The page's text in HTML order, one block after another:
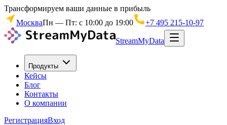
Трансформируем ваши данные в прибыль
МоскваПн — Пт: с 10:00 до 19:00 +7 495 215-10-97
StreamMyData
Продукты
Кейсы
Блог
Контакты
О компании
РегистрацияВход